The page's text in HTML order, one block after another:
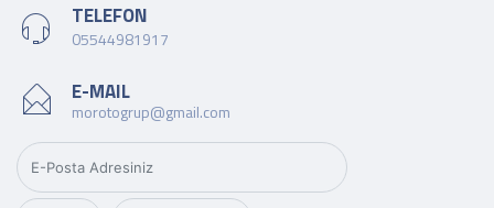
TELEFON
05544981917
E-MAIL
morotogrup@gmail.com